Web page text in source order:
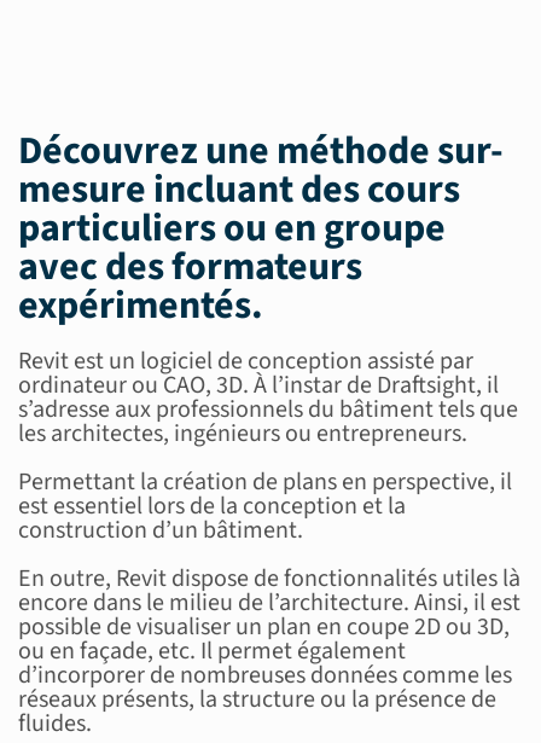
Découvrez une méthode sur-
mesure incluant descours
particuliers ou en groupe
avec desformateurs
expérimentés.
Revit est un logiciel de conception assisté par
ordinateur ou CAO, 3D. À l’instar de Draftsight, il
s’adresse aux professionnels du bâtiment tels que
les architectes, ingénieurs ou entrepreneurs.
Permettant la création de plans en perspective, il
est essentiel lors de la conception et la
construction d’un bâtiment.
En outre, Revit dispose de fonctionnalités utiles là
encore dans le milieu de l’architecture. Ainsi, il est
possible de visualiser un plan en coupe 2D ou 3D,
ou en façade, etc. Il permet également
d’incorporer de nombreuses données comme les
réseaux présents, la structure ou la présence de
fluides.